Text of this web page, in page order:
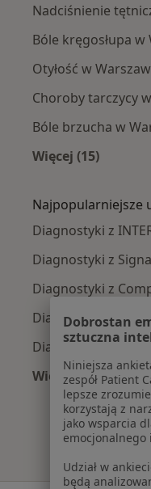
Nadciśnienie
Bóle kręgosłupa w
Otyłość w
Choroby tarczycy
Bóle brzucha w
Więcej (15)
Najpopularniejsze
Diagnostyki z
Diagnostyki z
Diagnostyki z
Diagnostyki z TU
Diagnostyki z PZU
Więcej (1)
Więcej w
Dobrostan
sztuczna
Niniejsza
zespół Patient
lepsze
korzystają z
jako wsparcia
emocjonalnego
Udział w
będą